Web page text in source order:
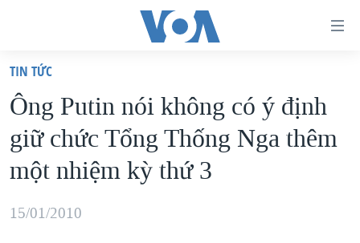
truy
cập
Tới
nội
chính
TRANG CHỦ
VIỆT NAM
HOA KỲ
BIỂN ĐÔNG
THẾ GIỚI
TIN TỨC
Ông Putin nói không có ý định
giữ chức Tổng Thống Nga thêm
một nhiệm kỳ thứ 3
15/01/2010